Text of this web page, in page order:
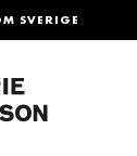
SVERIGE